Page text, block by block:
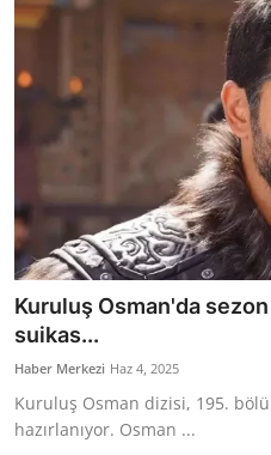
Kuruluş Osman'da
suikas...
Haber Merkezi Haz 4, 2025
Kuruluş Osman dizisi, 195.
hazırlanıyor. Osman ...